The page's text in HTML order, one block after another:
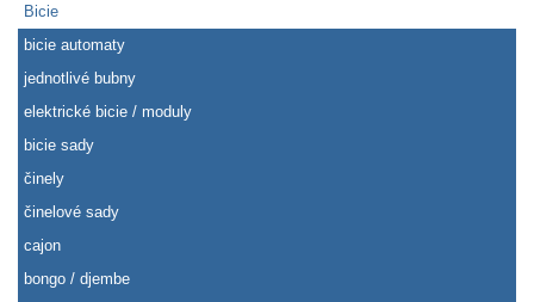
Bicie
bicie automaty
jednotlivé bubny
elektrické bicie / moduly
bicie sady
činely
činelové sady
cajon
bongo / djembe